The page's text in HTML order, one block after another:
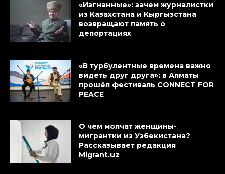
«Изгнанные»: зачем журналистки
из Казахстана и Кыргызстана
возвращают память о
депортациях
«В турбулентные времена важно
видеть друг друга»: в Алматы
прошёл фестиваль CONNECT FOR
PEACE
О чем молчат женщины-
мигрантки из Узбекистана?
Рассказывает редакция
Migrant.uz